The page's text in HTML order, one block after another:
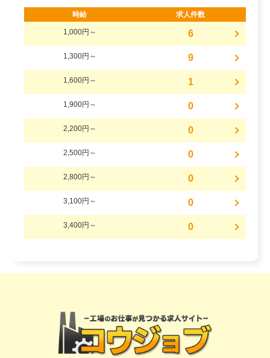
時給 求人件数
1,000円～ 6
1,300円～ 9
1,600円～ 1
1,900円～ 0
2,200円～ 0
2,500円～ 0
2,800円～ 0
3,100円～ 0
3,400円～ 0